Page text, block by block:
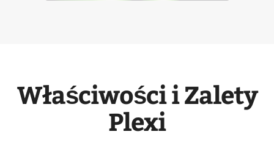
Właściwości i Zalety
Plexi